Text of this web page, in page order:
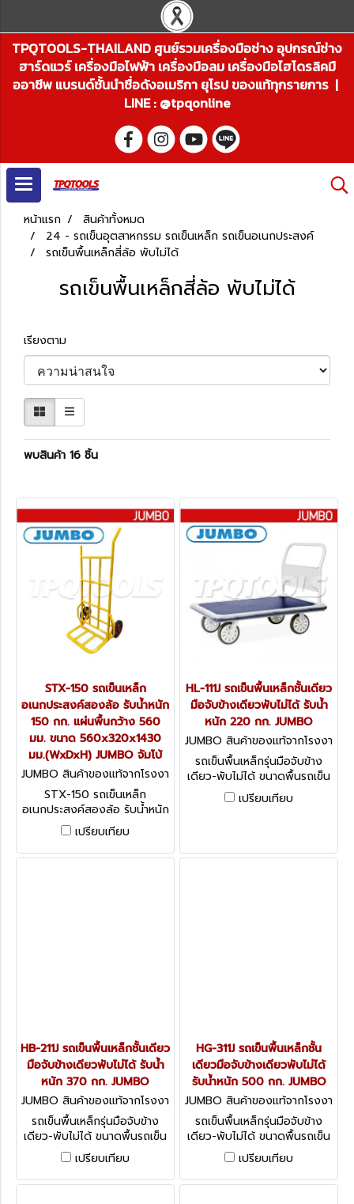
TPQTOOLS-THAILAND ศูนย์รวมเครื่องมือช่าง อุปกรณ์ช่าง
ฮาร์ดแวร์ เครื่องมือไฟฟ้า เครื่องมือลม เครื่องมือไฮโดรลิคมื
ออาชีพ แบรนด์ชั้นนำชื่อดังอเมริกา ยุโรป ของแท้ทุกรายการ |
LINE : @tpqonline
หน้าแรก
สินค้าทั้งหมด
24 - รถเข็นอุตสาหกรรม รถเข็นเหล็ก รถเข็นอเนกประสงค์
รถเข็นพื้นเหล็กสี่ล้อ พับไม่ได้
รถเข็นพื้นเหล็กสี่ล้อ พับไม่ได้
เรียงตาม
พบสินค้า 16 ชิ้น
STX-150 รถเข็นเหล็ก
อเนกประสงค์สองล้อ รับน้ำหนัก
150 กก. แผ่นพื้นกว้าง 560
มม. ขนาด 560x320x1430
มม.(WxDxH) JUMBO จัมโบ้
JUMBO สินค้าของแท้จากโรงงา
นผู้ผลิต STX-150
STX-150 รถเข็นเหล็ก
อเนกประสงค์สองล้อ รับน้ำหนัก
150 กก. แผ่นพื้นกว้าง 560
มม. ขนาด 560x320x1430
มม.(WxDxH) JUMBO จัมโบ้
เปรียบเทียบ
HL-111J รถเข็นพื้นเหล็กชั้นเดียว
มือจับข้างเดียวพับไม่ได้ รับน้ำ
หนัก 220 กก. JUMBO
JUMBO สินค้าของแท้จากโรงงา
นผู้ผลิต HL-111J
รถเข็นพื้นเหล็กรุ่นมือจับข้าง
เดียว-พับไม่ได้ ขนาดพื้นรถเข็น
710 x 450 มม.
เปรียบเทียบ
HB-211J รถเข็นพื้นเหล็กชั้นเดียว
มือจับข้างเดียวพับไม่ได้ รับน้ำ
หนัก 370 กก. JUMBO
JUMBO สินค้าของแท้จากโรงงา
นผู้ผลิต HB-211J
รถเข็นพื้นเหล็กรุ่นมือจับข้าง
เดียว-พับไม่ได้ ขนาดพื้นรถเข็น
880 x 580 มม.
เปรียบเทียบ
HG-311J รถเข็นพื้นเหล็กชั้น
เดียวมือจับข้างเดียวพับไม่ได้
รับน้ำหนัก 500 กก. JUMBO
JUMBO สินค้าของแท้จากโรงงา
นผู้ผลิต HG-311J
รถเข็นพื้นเหล็กรุ่นมือจับข้าง
เดียว-พับไม่ได้ ขนาดพื้นรถเข็น
1125 x 720 มม.
เปรียบเทียบ